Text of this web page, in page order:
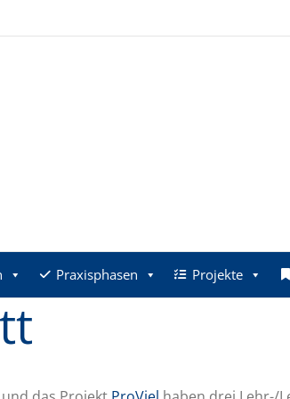
Praxisphasen Projekte